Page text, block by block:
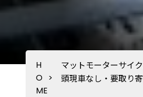
H
O
ME
>
マットモーターサイ
頭現車なし・要取り